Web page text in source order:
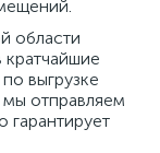
области
кратчайшие
выгрузке
отправляем
гарантирует